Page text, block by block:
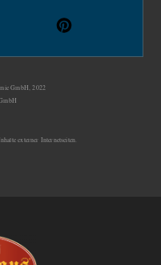
GmbH, 2022
externer Internetseiten.